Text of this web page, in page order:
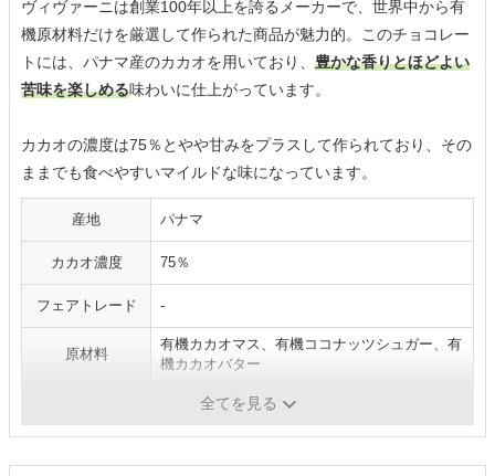
ヴィヴァーニは創業100年以上を誇るメーカーで、世界中から有
機原材料だけを厳選して作られた商品が魅力的。このチョコレー
トには、パナマ産のカカオを用いており、 豊かな香りとほどよい
苦味を楽しめる味わいに仕上がっています。
カカオの濃度は75％とやや甘みをプラスして作られており、その
ままでも食べやすいマイルドな味になっています。
産地 パナマ
カカオ濃度 75％
フェアトレード -
原材料
有機カカオマス、有機ココナッツシュガー、有
機カカオバター
有機ココナッツシュガー
全てを見る